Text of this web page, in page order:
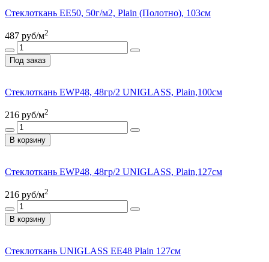
Стеклоткань ЕЕ50, 50г/м2, Plain (Полотно), 103см
487 руб/м2
Под заказ
Стеклоткань EWP48, 48гр/2 UNIGLASS, Plain,100см
216 руб/м2
В корзину
Стеклоткань EWP48, 48гр/2 UNIGLASS, Plain,127см
216 руб/м2
В корзину
Стеклоткань UNIGLASS EE48 Plain 127см